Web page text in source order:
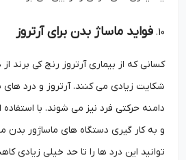
فواید ماساژ بدن برای آرتروز
کسانی که از بیماری آرتروز رنج کی برند از
شکایت زیادی می کنند. آرتروز و درد های
دامنه حرکتی فرد نیز می شوند. با استفاده از
و به کار گیری دستگاه های ماساژور بدن
توانید این درد ها را تا حد خیلی زیادی